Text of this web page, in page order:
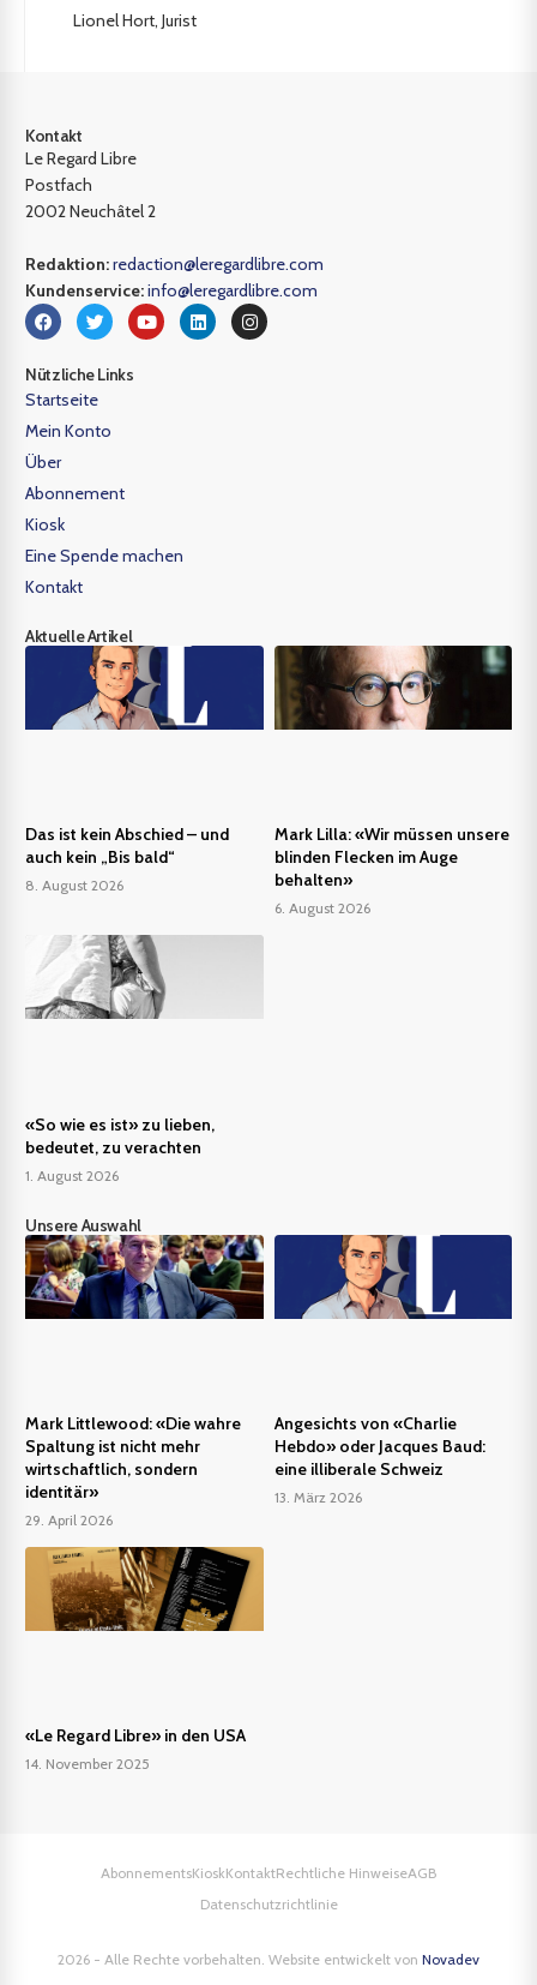
Lionel Hort, Jurist
Kontakt
Le Regard Libre
Postfach
2002 Neuchâtel 2
Redaktion:redaction@leregardlibre.com
Kundenservice:info@leregardlibre.com
Nützliche Links
Startseite
Mein Konto
Über
Abonnement
Kiosk
Eine Spende machen
Kontakt
Aktuelle Artikel
Das ist kein Abschied – und
auch kein „Bis bald“
8. August 2026
Mark Lilla: «Wir müssen unsere
blinden Flecken im Auge
behalten»
6. August 2026
«So wie es ist» zu lieben,
bedeutet, zu verachten
1. August 2026
Unsere Auswahl
Mark Littlewood: «Die wahre
Spaltung ist nicht mehr
wirtschaftlich, sondern
identitär»
29. April 2026
Angesichts von «Charlie
Hebdo» oder Jacques Baud:
eine illiberale Schweiz
13. März 2026
«Le Regard Libre» in den USA
14. November 2025
2026 - Alle Rechte vorbehalten. Website entwickelt von Novadev
AbonnementsKioskKontaktRechtliche HinweiseAGB
Datenschutzrichtlinie